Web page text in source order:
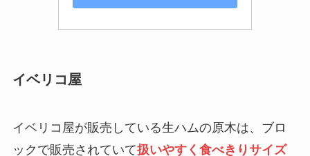
イベリコ屋
イベリコ屋が販売している生ハムの原木は、ブロ
ックで販売されていて扱いやすく食べきりサイズ